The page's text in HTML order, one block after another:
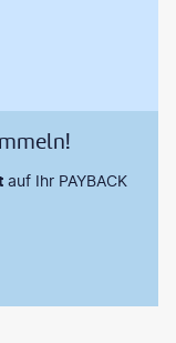
auf Ihr PAYBACK